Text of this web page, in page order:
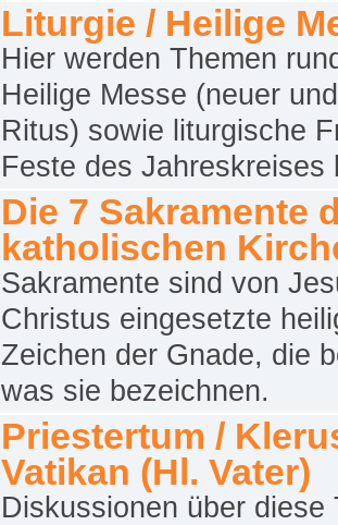
Liturgie / Heilige
Hier werden Themen
Heilige Messe (neuer
Ritus) sowie liturgische
Feste des Jahreskreises
Die 7 Sakramente
katholischen
Sakramente sind von
Christus eingesetzte
Zeichen der Gnade, die
was sie bezeichnen.
Priestertum /
Vatikan (Hl. Vater)
Diskussionen über diese